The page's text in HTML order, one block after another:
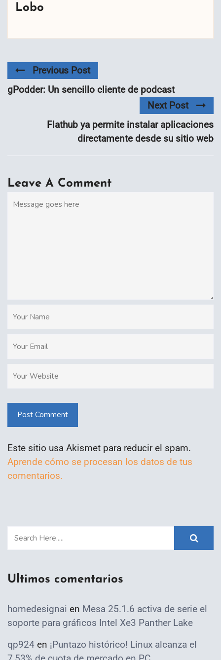
Lobo
Previous Post
gPodder: Un sencillo cliente de podcast
Next Post
Flathub ya permite instalar aplicaciones
directamente desde su sitio web
Leave A Comment
Post Comment
Este sitio usa Akismet para reducir el spam.
Aprende cómo se procesan los datos de tus
comentarios.
Ultimos comentarios
homedesignai en Mesa 25.1.6 activa de serie el
soporte para gráficos Intel Xe3 Panther Lake
qp924 en ¡Puntazo histórico! Linux alcanza el